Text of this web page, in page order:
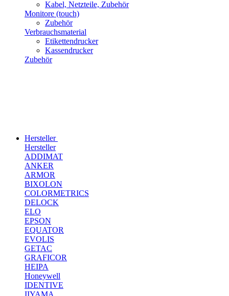
Kabel, Netzteile, Zubehör
Monitore (touch)
Zubehör
Verbrauchsmaterial
Etikettendrucker
Kassendrucker
Zubehör
Hersteller
Hersteller
ADDIMAT
ANKER
ARMOR
BIXOLON
COLORMETRICS
DELOCK
ELO
EPSON
EQUATOR
EVOLIS
GETAC
GRAFICOR
HEIPA
Honeywell
IDENTIVE
IIYAMA